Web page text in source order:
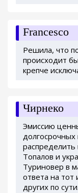
Francesco
Решила, что
происходит
крепче
Чирнеко
Эмиссию
Топалов и
Туриновер в
ответа на тот
других по